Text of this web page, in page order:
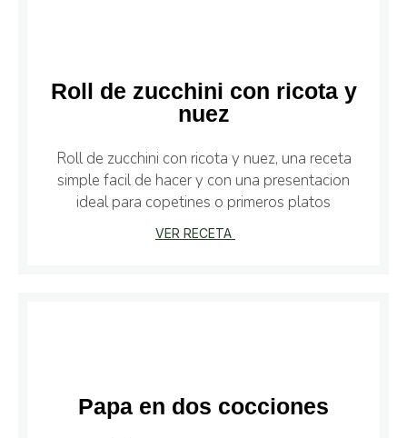
Roll de zucchini con ricota y
nuez
Roll de zucchini con ricota y nuez, una receta
simple facil de hacer y con una presentacion
ideal para copetines o primeros platos
VER RECETA
Papa en dos cocciones